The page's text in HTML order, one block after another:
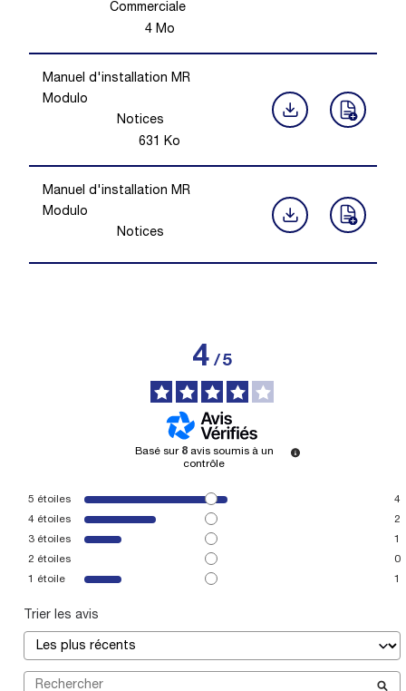
Commerciale
4Mo
Manuel d'installation MR
Modulo
Notices
631 Ko
Manuel d'installation MR
Modulo
Notices
4/5
Basé sur 8 avis soumis à un
contrôle
5 étoiles
4
4 étoiles
2
3 étoiles
1
2 étoiles
0
1 étoile 1
Trier les avis